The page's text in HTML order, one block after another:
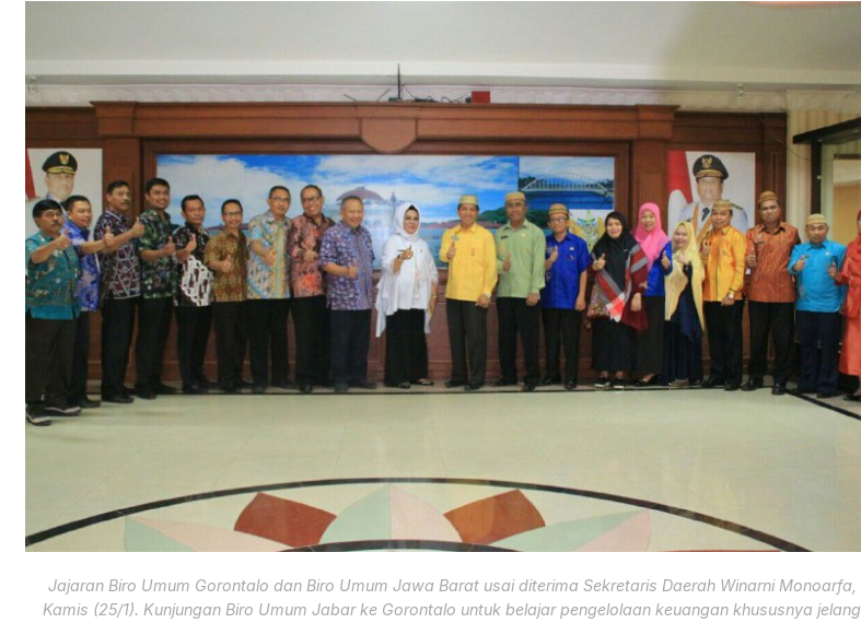
Jajaran Biro Umum Gorontalo dan Biro Umum Jawa Barat usai diterima Sekretaris Daerah Winarni Monoarfa,
Kamis (25/1). Kunjungan Biro Umum Jabar ke Gorontalo untuk belajar pengelolaan keuangan khususnya jelang